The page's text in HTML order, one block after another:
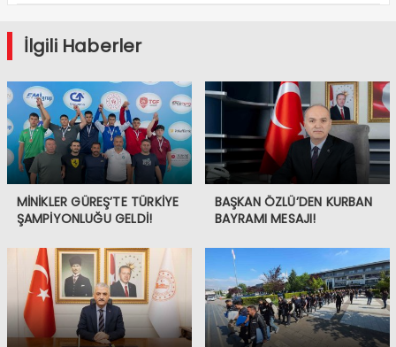
İlgili Haberler
MİNİKLER GÜREŞ’TE TÜRKİYE
ŞAMPİYONLUĞU GELDİ!
BAŞKAN ÖZLÜ’DEN KURBAN
BAYRAMI MESAJI!